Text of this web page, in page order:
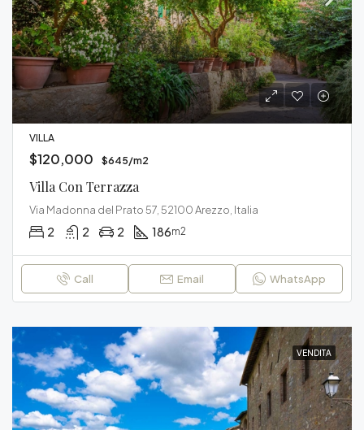
VILLA
$120,000 $645/m2
Villa Con Terrazza
Via Madonna del Prato 57, 52100 Arezzo, Italia
2 2 2 186m2
Call Email WhatsApp
VENDITA